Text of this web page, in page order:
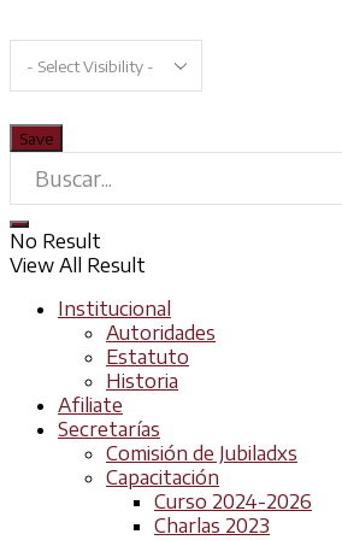
No Result
View All Result
Institucional
Autoridades
Estatuto
Historia
Afiliate
Secretarías
Comisión de Jubiladxs
Capacitación
Curso 2024-2026
Charlas 2023